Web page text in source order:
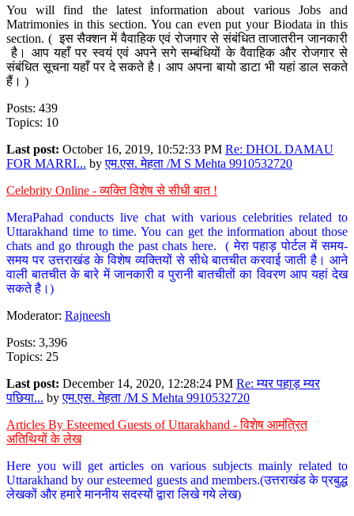
You will find the latest information about various Jobs and
Matrimonies in this section. You can even put your Biodata in this
section. ( इस सैक्शन में वैवाहिक एवं रोजगार से संबंधित ताजातरीन जानकारी
है। आप यहाँ पर स्वयं एवं अपने सगे सम्बंधियों के वैवाहिक और रोजगार से
संबंधित सूचना यहाँ पर दे सकते है। आप अपना बायो डाटा भी यहां डाल सकते
हैं। )
Posts: 439
Topics: 10
Last post: October 16, 2019, 10:52:33 PM Re: DHOL DAMAU
FOR MARRI... byएम.एस. मेहता /M S Mehta 9910532720
Celebrity Online - व्यक्ति विशेष से सीधी बात !
MeraPahad conducts live chat with various celebrities related to
Uttarakhand time to time. You can get the information about those
chats and go through the past chats here. ( मेरा पहाड़ पोर्टल में समय-
समय पर उत्तराखंड के विशेष व्यक्तियों से सीधे बातचीत करवाई जाती है। आने
वाली बातचीत के बारे में जानकारी व पुरानी बातचीतों का विवरण आप यहां देख
सकते है।)
Moderator: Rajneesh
Posts: 3,396
Topics: 25
Last post: December 14, 2020, 12:28:24 PM Re: म्यर पहाड़ म्यर
पछिया... byएम.एस. मेहता /M S Mehta 9910532720
Articles By Esteemed Guests of Uttarakhand - विशेष आमंत्रित
अतिथियों के लेख
Here you will get articles on various subjects mainly related to
Uttarakhand by our esteemed guests and members.(उत्तराखंड के प्रबुद्ध
लेखकों और हमारे माननीय सदस्यों द्वारा लिखे गये लेख)